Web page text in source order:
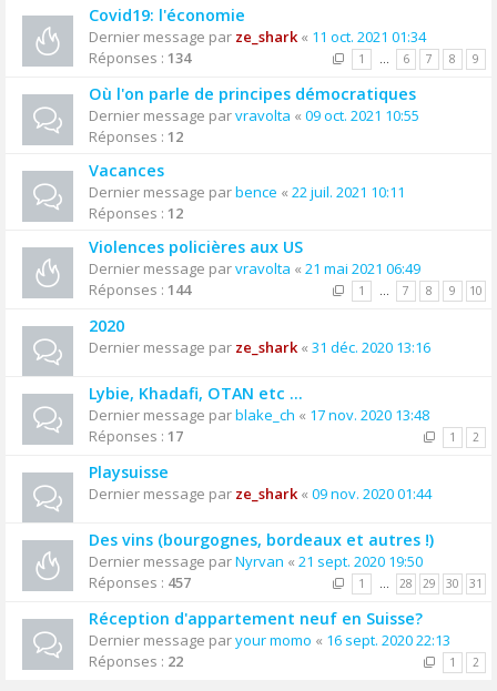
Covid19: l'économie
Dernier message par ze_shark« 11 oct. 2021 01:34
Réponses : 134 1 … 6 7 8 9
Où l'on parle de principes démocratiques
Dernier message parvravolta « 09 oct. 2021 10:55
Réponses : 12
Vacances
Dernier message parbence « 22 juil. 2021 10:11
Réponses : 12
Violences policières aux US
Dernier message parvravolta « 21 mai 2021 06:49
Réponses : 144 1 … 7 8 9 10
2020
Dernier message par ze_shark« 31 déc. 2020 13:16
Lybie, Khadafi, OTAN etc ...
Dernier message parblake_ch « 17 nov. 2020 13:48
Réponses : 17 1 2
Playsuisse
Dernier message par ze_shark« 09 nov. 2020 01:44
Des vins (bourgognes, bordeaux et autres !)
Dernier message parNyrvan « 21 sept. 2020 19:50
Réponses : 457 1 … 28 29 30 31
Réception d'appartement neuf en Suisse?
Dernier message paryour momo « 16 sept. 2020 22:13
Réponses : 22 1 2